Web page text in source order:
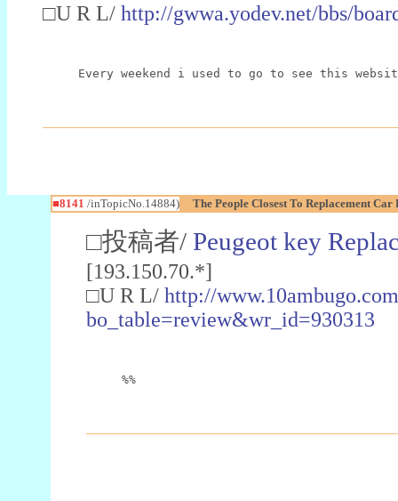
□U R L/ http://gwwa.yodev.net/bbs/
Every weekend i used to go to see this
■8141 /inTopicNo.14884) The People Closest To Replacement
□投稿者/ Peugeot key
[193.150.70.*]
□U R L/ http://
bo_table=review&wr_id=930313
%%